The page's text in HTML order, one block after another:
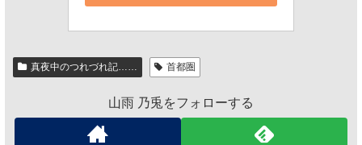
真夜中のつれづれ記…… 首都圏
山雨 乃兎をフォローする